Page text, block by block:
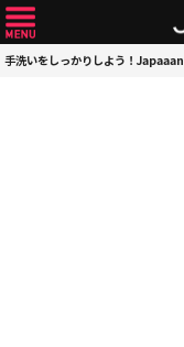
手洗いをしっかりしよう！Japaaan